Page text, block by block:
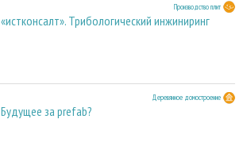
Производство плит
«истконсалт». Трибологический инжиниринг
Деревянное домостроение
Будущее за prefab?